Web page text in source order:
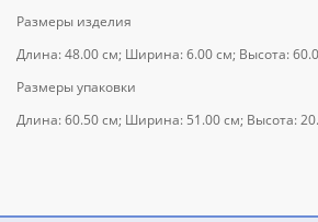
Размеры изделия
Длина: 48.00 см; Ширина: 6.00 см; Высота:
Размеры упаковки
Длина: 60.50 см; Ширина: 51.00 см; Высота: